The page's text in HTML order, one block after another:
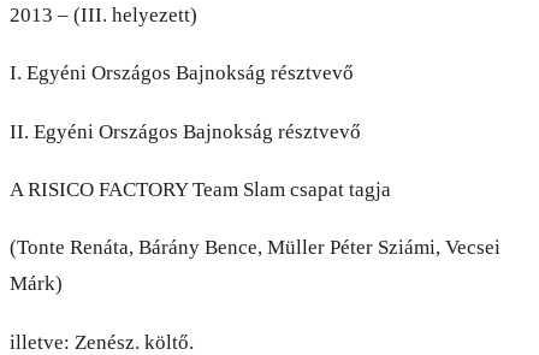
2013 – (III. helyezett)
I. Egyéni Országos Bajnokság résztvevő
II. Egyéni Országos Bajnokság résztvevő
A RISICO FACTORY Team Slam csapat tagja
(Tonte Renáta, Bárány Bence, Müller Péter Sziámi, Vecsei
Márk)
illetve: Zenész. költő.